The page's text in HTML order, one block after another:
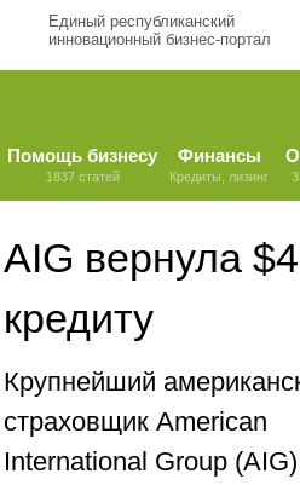
Единый республиканский
инновационный бизнес-портал
Помощь бизнесу
1837 статей
Финансы
Кредиты, лизинг
AIG вернула
кредиту
Крупнейший
страховщик American
International Group